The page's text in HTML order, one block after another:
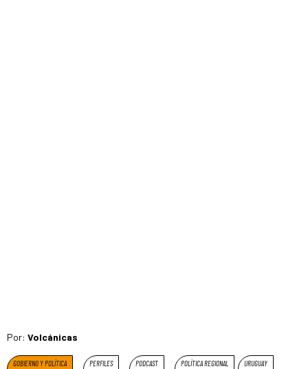
Por: Volcánicas
GOBIERNO Y POLÍTICA PERFILES PODCAST POLÍTICA REGIONAL URUGUAY